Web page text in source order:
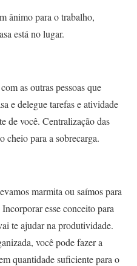
ânimo para o trabalho,
está no lugar.
as outras pessoas que
e delegue tarefas e atividade
de você. Centralização das
cheio para a sobrecarga.
marmita ou saímos para
esse conceito para
te ajudar na produtividade.
você pode fazer a
quantidade suficiente para o